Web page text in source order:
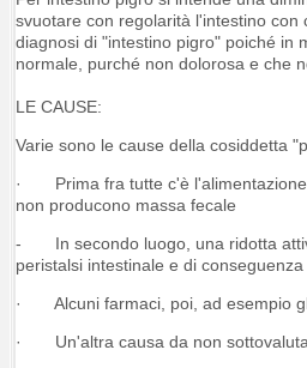
svuotare con regolarità l'intestino con
diagnosi di "intestino pigro" poiché in
normale, purché non dolorosa e che
LE CAUSE:
Varie sono le cause della cosiddetta
· Prima fra tutte c'è l'alimentazione
non producono massa fecale
- In secondo luogo, una ridotta
peristalsi intestinale e di
· Alcuni farmaci, poi, ad esempio
· Un'altra causa da non